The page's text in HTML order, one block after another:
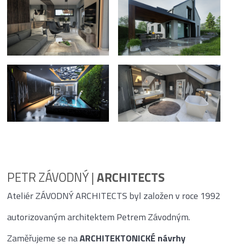
PETR ZÁVODNÝ |ARCHITECTS
Ateliér ZÁVODNÝ ARCHITECTS byl založen v roce 1992
autorizovaným architektem Petrem Závodným.
Zaměřujeme se naARCHITEKTONICKÉ návrhy